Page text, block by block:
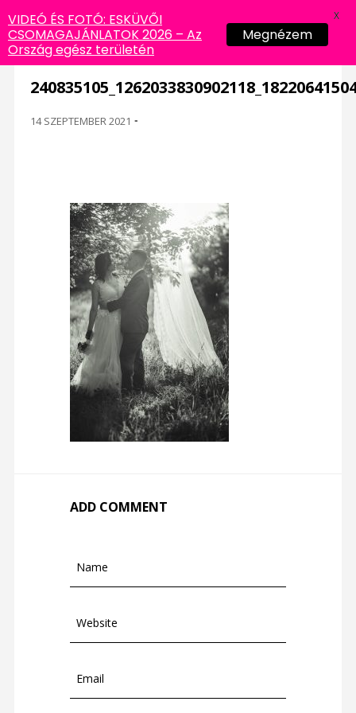
14 SZEPTEMBER 2021 -
ADD COMMENT
VIDEÓ ÉS FOTÓ: ESKÜVŐI
CSOMAGAJÁNLATOK 2026 – Az
Ország egész területén
Megnézem
X